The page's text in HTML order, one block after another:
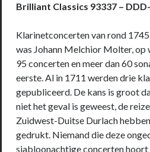
Brilliant Classics 93337 – DDD-
Klarinetconcerten van rond
was Johann Melchior Molter, op
95 concerten en meer dan 60
eerste. Al in 1711 werden drie
gepubliceerd. De kans is groot
niet het geval is geweest, de
Zuidwest-Duitse Durlach
gedrukt. Niemand die deze
sjabloonachtige concerten hoort